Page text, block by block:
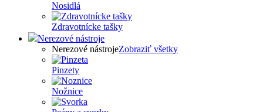
Nosidlá
Zdravotnícke tašky
Nerezové nástroje
Nerezové nástrojeZobraziť všetky
Pinzety
Nožnice